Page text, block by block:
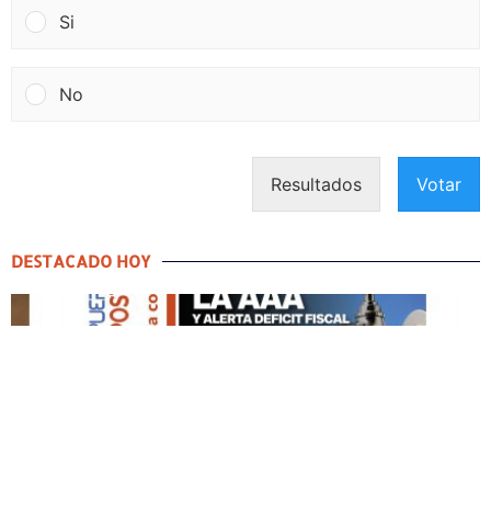
Si
No
Resultados Votar
DESTACADO HOY